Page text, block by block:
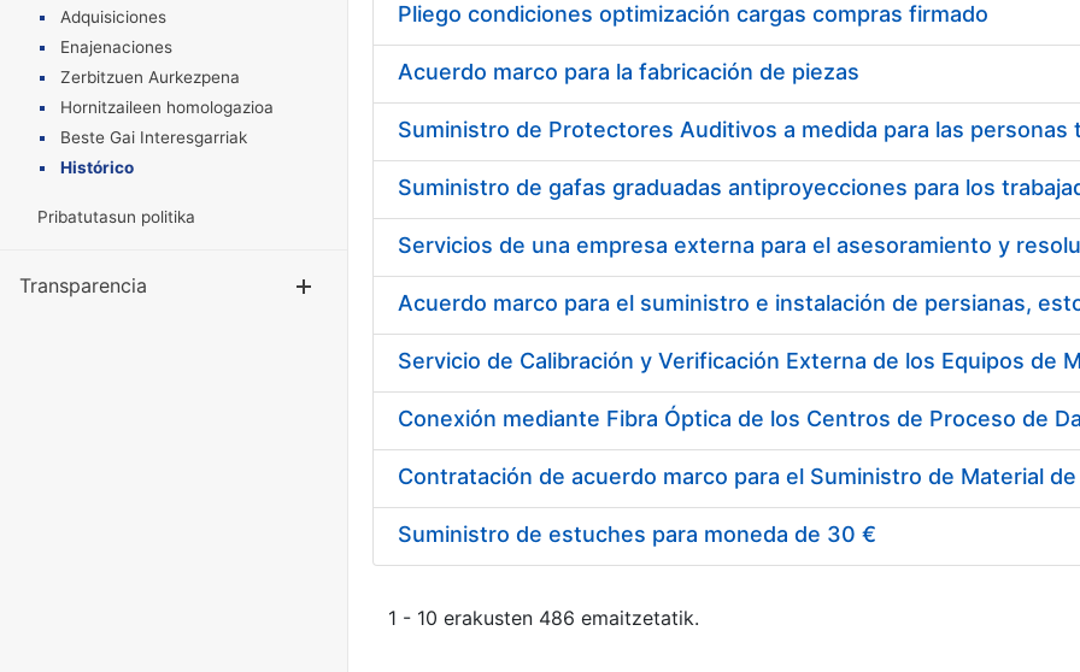
Adquisiciones
Enajenaciones
Zerbitzuen Aurkezpena
Hornitzaileen homologazioa
Beste Gai Interesgarriak
Histórico
Pribatutasun politika
Transparencia Erakutsi/Ezkutatu
Pliego condiciones optimización cargas compras firmado
Acuerdo marco para la fabricación de piezas
Acuerdo marco para el suministro e instalación de persianas,
Suministro de estuches para moneda de 30 €
1 - 10 erakusten 486 emaitzetatik.